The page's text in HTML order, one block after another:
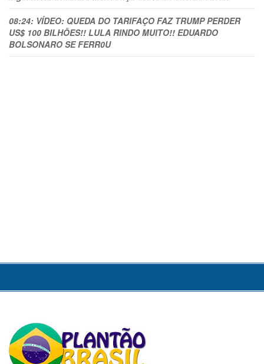
08:24: VÍDEO: QUEDA DO TARIFAÇO FAZ TRUMP PERDER
US$ 100 BILHÕES!! LULA RINDO MUITO!! EDUARDO
BOLSONARO SE FERR0U